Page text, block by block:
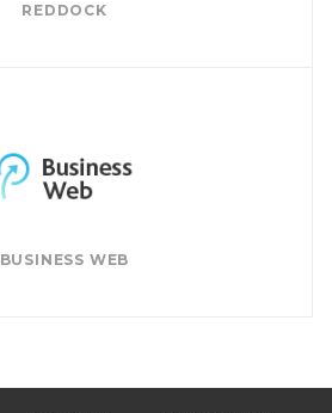
REDDOCK
BUSINESS WEB